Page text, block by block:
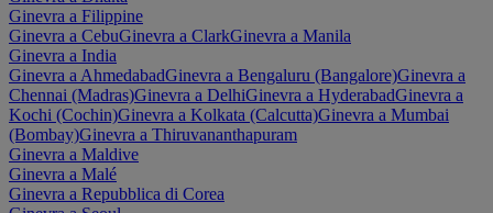
Ginevra a Filippine
Ginevra a CebuGinevra a ClarkGinevra a Manila
Ginevra a India
Ginevra a AhmedabadGinevra a Bengaluru (Bangalore)Ginevra a
Chennai (Madras)Ginevra a DelhiGinevra a HyderabadGinevra a
Kochi (Cochin)Ginevra a Kolkata (Calcutta)Ginevra a Mumbai
(Bombay)Ginevra a Thiruvananthapuram
Ginevra a Maldive
Ginevra a Malé
Ginevra a Repubblica di Corea